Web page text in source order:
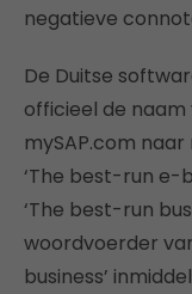
negatieve
De Duitse
officieel de naam
mySAP.com naar
‘The best-run e-
‘The best-run
woordvoerder
business’